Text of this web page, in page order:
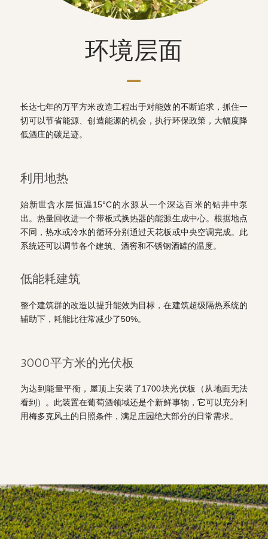
环境层面
长达七年的万平方米改造工程出于对能效的不断追求，抓住一
切可以节省能源、创造能源的机会，执行环保政策，大幅度降
低酒庄的碳足迹。
利用地热
始新世含水层恒温15°C的水源从一个深达百米的钻井中泵
出。热量回收进一个带板式换热器的能源生成中心。根据地点
不同，热水或冷水的循环分别通过天花板或中央空调完成。此
系统还可以调节各个建筑、酒窖和不锈钢酒罐的温度。
低能耗建筑
整个建筑群的改造以提升能效为目标，在建筑超级隔热系统的
辅助下，耗能比往常减少了50%。
3000平方米的光伏板
为达到能量平衡，屋顶上安装了1700块光伏板（从地面无法
看到）。此装置在葡萄酒领域还是个新鲜事物，它可以充分利
用梅多克风土的日照条件，满足庄园绝大部分的日常需求。